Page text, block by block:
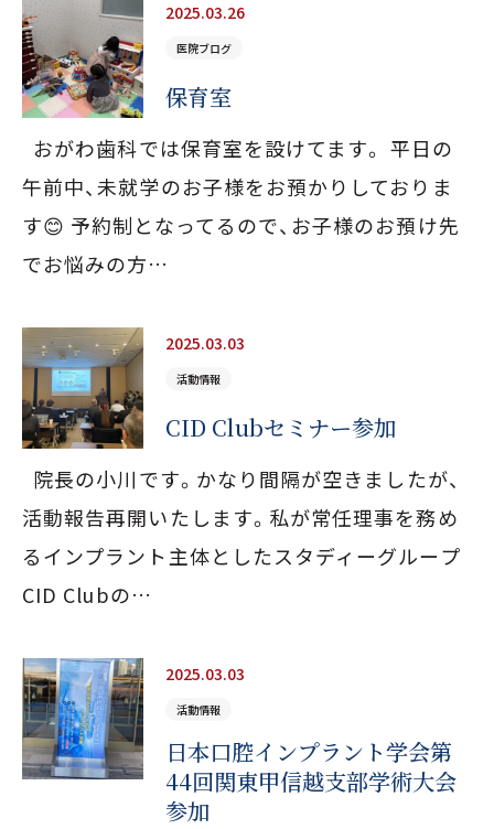
2025.03.26
医院ブログ
保育室
おがわ歯科では保育室を設けてます。 平日の
午前中、未就学のお子様をお預かりしておりま
す😊 予約制となってるので、お子様のお預け先
でお悩みの方…
2025.03.03
活動情報
CID Clubセミナー参加
院長の小川です。かなり間隔が空きましたが、
活動報告再開いたします。私が常任理事を務め
るインプラント主体としたスタディーグループ
CID Clubの…
2025.03.03
活動情報
日本口腔インプラント学会第
44回関東甲信越支部学術大会
参加